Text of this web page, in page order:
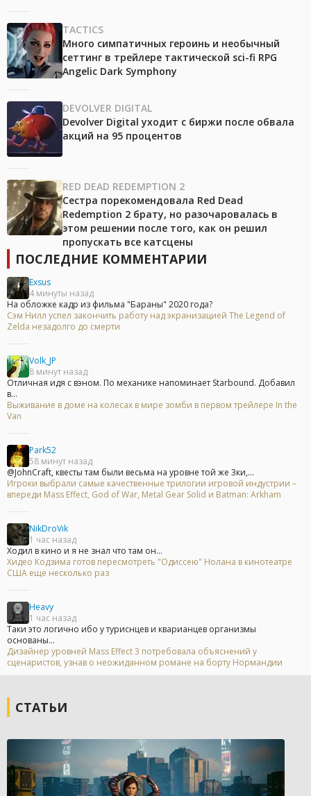
TACTICS
Много симпатичных героинь и необычный
сеттинг в трейлере тактической sci-fi RPG
Angelic Dark Symphony
DEVOLVER DIGITAL
Devolver Digital уходит с биржи после обвала
акций на 95 процентов
RED DEAD REDEMPTION 2
Сестра порекомендовала Red Dead
Redemption 2 брату, но разочаровалась в
этом решении после того, как он решил
пропускать все катсцены
ПОСЛЕДНИЕ КОММЕНТАРИИ
Exsus
4 минуты назад
На обложке кадр из фильма "Бараны" 2020 года?
Сэм Нилл успел закончить работу над экранизацией The Legend of
Zelda незадолго до смерти
Volk_JP
8 минут назад
Отличная идя с вэном. По механике напоминает Starbound. Добавил
в...
Выживание в доме на колесах в мире зомби в первом трейлере In the
Van
Park52
58 минут назад
@JohnCraft, квесты там были весьма на уровне той же 3ки,...
Игроки выбрали самые качественные трилогии игровой индустрии –
впереди Mass Effect, God of War, Metal Gear Solid и Batman: Arkham
NikDroVik
1 час назад
Ходил в кино и я не знал что там он...
Хидео Кодзима готов пересмотреть "Одиссею" Нолана в кинотеатре
США еще несколько раз
Heavy
1 час назад
Таки это логично ибо у туриснцев и кварианцев организмы
основаны...
Дизайнер уровней Mass Effect 3 потребовала объяснений у
сценаристов, узнав о неожиданном романе на борту Нормандии
СТАТЬИ